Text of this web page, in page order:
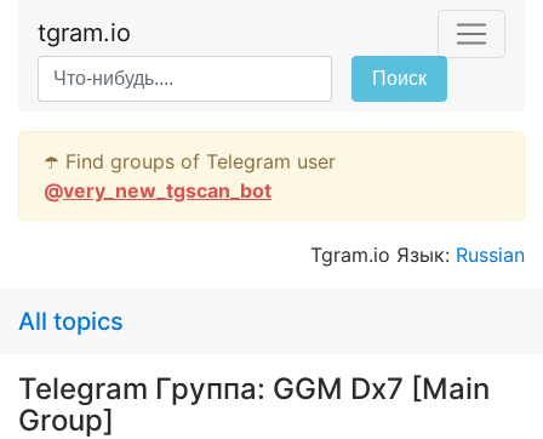
tgram.io
Поиск
☂️ Find groups of Telegram user
@very_new_tgscan_bot
Tgram.io Язык: Russian
All topics
Telegram Группа: GGM Dx7 [Main
Group]